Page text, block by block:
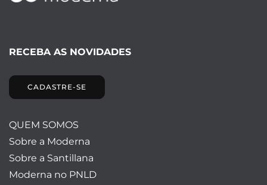
RECEBA AS NOVIDADES
CADASTRE-SE
QUEM SOMOS
Sobre a Moderna
Sobre a Santillana
Moderna no PNLD